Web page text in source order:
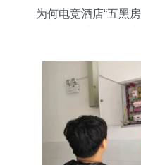
为何电竞酒店“五黑